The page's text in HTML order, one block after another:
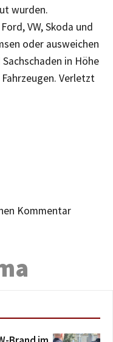
wurden.
VW, Skoda und
oder ausweichen
in Höhe
Verletzt
Kommentar